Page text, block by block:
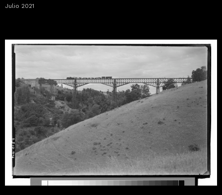
Julio 2021